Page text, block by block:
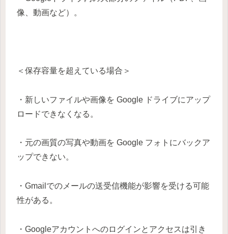
像、動画など）。
＜保存容量を超えている場合＞
・新しいファイルや画像を Google ドライブにアップ
ロードできなくなる。
・元の画質の写真や動画を Google フォトにバックア
ップできない。
・Gmailでのメールの送受信機能が影響を受ける可能
性がある。
・Googleアカウントへのログインとアクセスは引き